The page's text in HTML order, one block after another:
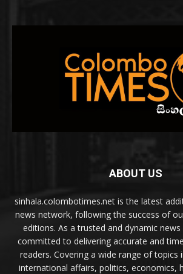
ABOUT US
sinhala.colombotimes.net is the latest
news network, following the success of
editions. As a trusted and dynamic
committed to delivering accurate and
readers. Covering a wide range of topics
international affairs, politics, economics,